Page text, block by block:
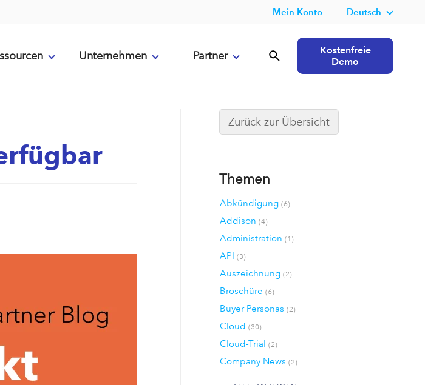
Mein Konto Deutsch
Unternehmen Partner
Kostenfreie
Demo
Zurück zur Übersicht
Themen
Abkündigung(6)
Addison(4)
Administration(1)
API(3)
Auszeichnung(2)
Broschüre(6)
Buyer Personas(2)
Cloud(30)
Cloud-Trial(2)
Company News(2)